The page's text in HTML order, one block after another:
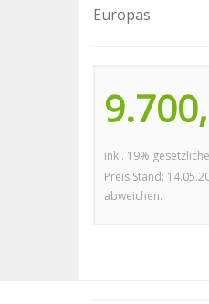
Europas
inkl. 19%
Preis Stand:
abweichen.